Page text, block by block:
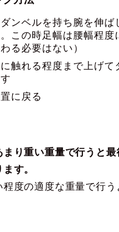
ンベルを持ち腕を伸ば
この時足幅は腰幅程度
わる必要はない）
触れる程度まで上げて
に戻る
まり重い重量で行うと
す。
程度の適度な重量で行